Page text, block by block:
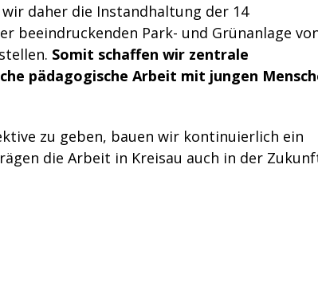
daher die Instandhaltung der 14
beeindruckenden Park- und Grünanlage
Somit schaffen wir zentrale
pädagogische Arbeit mit jungen
zu geben, bauen wir kontinuierlich ein
die Arbeit in Kreisau auch in der